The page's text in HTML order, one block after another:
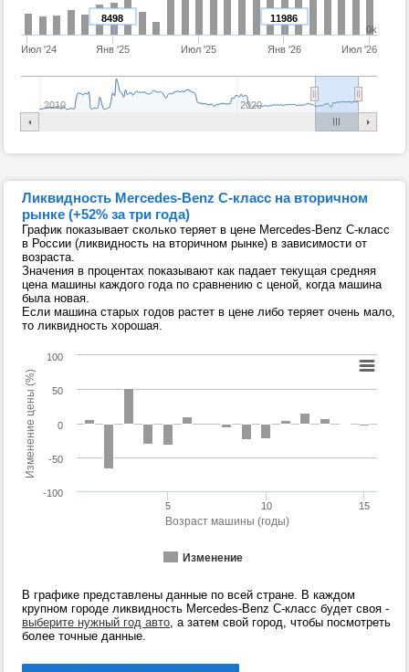
11986
8498
Июл '24 Янв '25 Июл '25 Янв '26 Июл '26
2010 2020
0k
Ликвидность Mercedes-Benz C-класс на вторичном
рынке (+52% за три года)
График показывает сколько теряет в цене Mercedes-Benz C-класс
в России (ликвидность на вторичном рынке) в зависимости от
возраста.
Значения в процентах показывают как падает текущая средняя
цена машины каждого года по сравнению с ценой, когда машина
была новая.
Если машина старых годов растет в цене либо теряет очень мало,
то ликвидность хорошая.
Возраст машины (годы)
Изменение цены (%)
Изменение
5 10 15
-100
-50
0
50
100
В графике представлены данные по всей стране. В каждом
крупном городе ликвидность Mercedes-Benz C-класс будет своя -
выберите нужный год авто, а затем свой город, чтобы посмотреть
более точные данные.